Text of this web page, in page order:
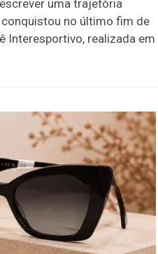
uma trajetória
no último fim de
Interesportivo, realizada em